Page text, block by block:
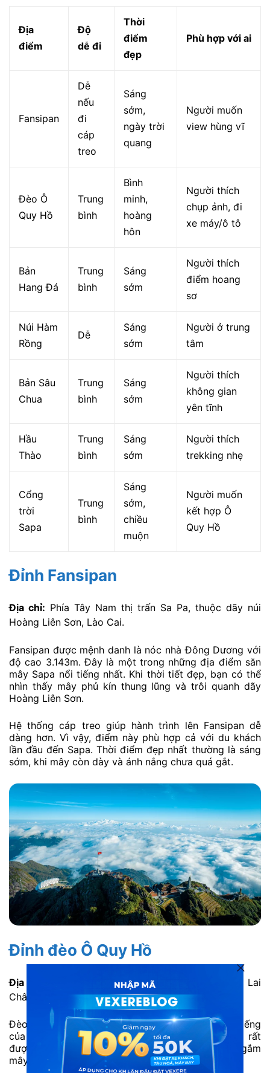
Địa
điểm
Độ
dễ đi
Thời
điểm
đẹp
Phù hợp với ai
Fansipan
Dễ
nếu
đi
cáp
treo
Sáng
sớm,
ngày trời
quang
Người muốn
view hùng vĩ
Đèo Ô
Quy Hồ
Trung
bình
Bình
minh,
hoàng
hôn
Người thích
chụp ảnh, đi
xe máy/ô tô
Bản
Hang Đá
Trung
bình
Sáng
sớm
Người thích
điểm hoang
sơ
Núi Hàm
Rồng
Dễ
Sáng
sớm
Người ở trung
tâm
Bản Sâu
Chua
Trung
bình
Sáng
sớm
Người thích
không gian
yên tĩnh
Hầu
Thào
Trung
bình
Sáng
sớm
Người thích
trekking nhẹ
Cổng
trời
Sapa
Trung
bình
Sáng
sớm,
chiều
muộn
Người muốn
kết hợp Ô
Quy Hồ
Đỉnh Fansipan
Địa chỉ: Phía Tây Nam thị trấn Sa Pa, thuộc dãy núi
Hoàng Liên Sơn, Lào Cai.
Fansipan được mệnh danh là nóc nhà Đông Dương với
độ cao 3.143m. Đây là một trong những địa điểm săn
mây Sapa nổi tiếng nhất. Khi thời tiết đẹp, bạn có thể
nhìn thấy mây phủ kín thung lũng và trôi quanh dãy
Hoàng Liên Sơn.
Hệ thống cáp treo giúp hành trình lên Fansipan dễ
dàng hơn. Vì vậy, điểm này phù hợp cả với du khách
lần đầu đến Sapa. Thời điểm đẹp nhất thường là sáng
sớm, khi mây còn dày và ánh nắng chưa quá gắt.
Đỉnh đèo Ô Quy Hồ
Địa chỉ:
Quốc lộ 4D, giáp ranh giữa Lào Cai và Lai
Châu.
Đèo Ô Quy Hồ là một trong tứ đại đỉnh đèo nổi tiếng
của Tây Bắc. Đây cũng là điểm săn mây ở Sapa rất
được yêu thích. Từ khu vực đỉnh đèo, bạn có thể ngắm
mây tràn qua vách núi và thung lũng.